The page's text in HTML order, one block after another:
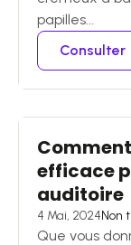
papilles...
Consulter
efficace
auditoire
4 Mai, 2024Non
Que vous